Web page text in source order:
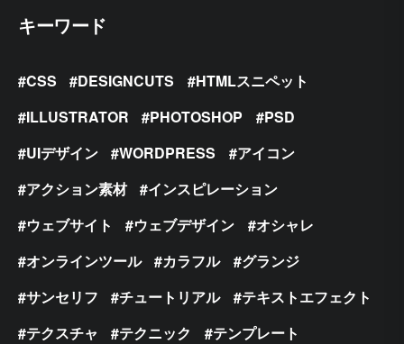
キーワード
CSS DESIGNCUTS
HTMLスニペット
ILLUSTRATOR
PHOTOSHOP
PSD
UIデザイン
WORDPRESS
アイコン
アクション素材
インスピレーション
ウェブサイト
ウェブデザイン
オシャレ
オンラインツール
カラフル
グランジ
サンセリフ
チュートリアル
テキストエフェクト
テクスチャ
テクニック
テンプレート